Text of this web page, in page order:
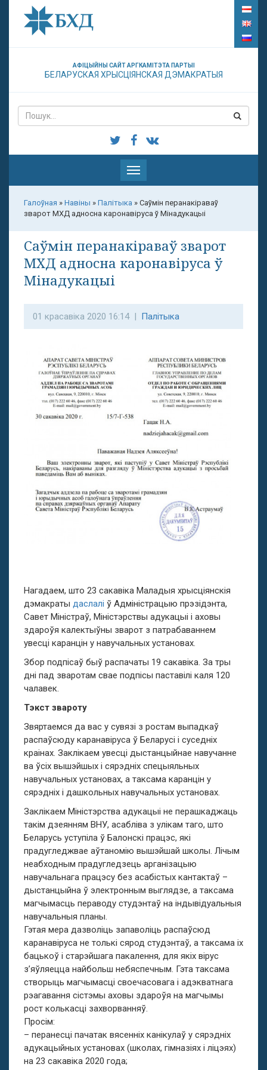
АФІЦЫЙНЫ САЙТ АРГКАМІТЭТА ПАРТЫІ
БЕЛАРУСКАЯ ХРЫСЦІЯНСКАЯ ДЭМАКРАТЫЯ
Паказаць
меню
Галоўная » Навіны » Палітыка » Саўмін перанакіраваў
зварот МХД адносна каронавіруса ў Мінадукацыі
Саўмін перанакіраваў зварот
МХД адносна каронавіруса ў
Мінадукацыі
01 красавіка 2020 16:14 | Палітыка
Нагадаем, што 23 сакавіка Маладыя хрысціянскія
дэмакраты даслалі ў Адміністрацыю прэзідэнта,
Савет Міністраў, Міністэрствы адукацыі і аховы
здароўя калектыўны зварот з патрабаваннем
увесці каранцін у навучальных установах.
Збор подпісаў быў распачаты 19 сакавіка. За тры
дні пад зваротам свае подпісы паставілі каля 120
чалавек.
Тэкст звароту
Звяртаемся да вас у сувязі з ростам выпадкаў
распаўсюду каранавіруса ў Беларусі і суседніх
краінах. Заклікаем увесці дыстанцыйнае навучанне
ва ўсіх вышэйшых і сярэдніх спецыяльных
навучальных установах, а таксама каранцін у
сярэдніх і дашкольных навучальных установах.
Заклікаем Міністэрства адукацыі не перашкаджаць
такім дзеянням ВНУ, асабліва з улікам таго, што
Беларусь уступіла ў Балонскі працэс, які
прадугледжвае аўтаномію вышэйшай школы. Лічым
неабходным прадугледзець арганізацыю
навучальнага працэсу без асабістых кантактаў –
дыстанцыйна ў электронным выглядзе, а таксама
магчымасць пераводу студэнтаў на індывідуальныя
навучальныя планы.
Гэтая мера дазволіць запаволіць распаўсюд
каранавіруса не толькі сярод студэнтаў, а таксама іх
бацькоў і старэйшага пакалення, для якіх вірус
з’яўляецца найбольш небяспечным. Гэта таксама
створыць магчымасці своечасовага і адэкватнага
рэагавання сістэмы аховы здароўя на магчымы
рост колькасці захворванняў.
Просім:
– перанесці пачатак вясенніх канікулаў у сярэдніх
адукацыйных установах (школах, гімназіях і ліцэях)
на 23 сакавіка 2020 года;